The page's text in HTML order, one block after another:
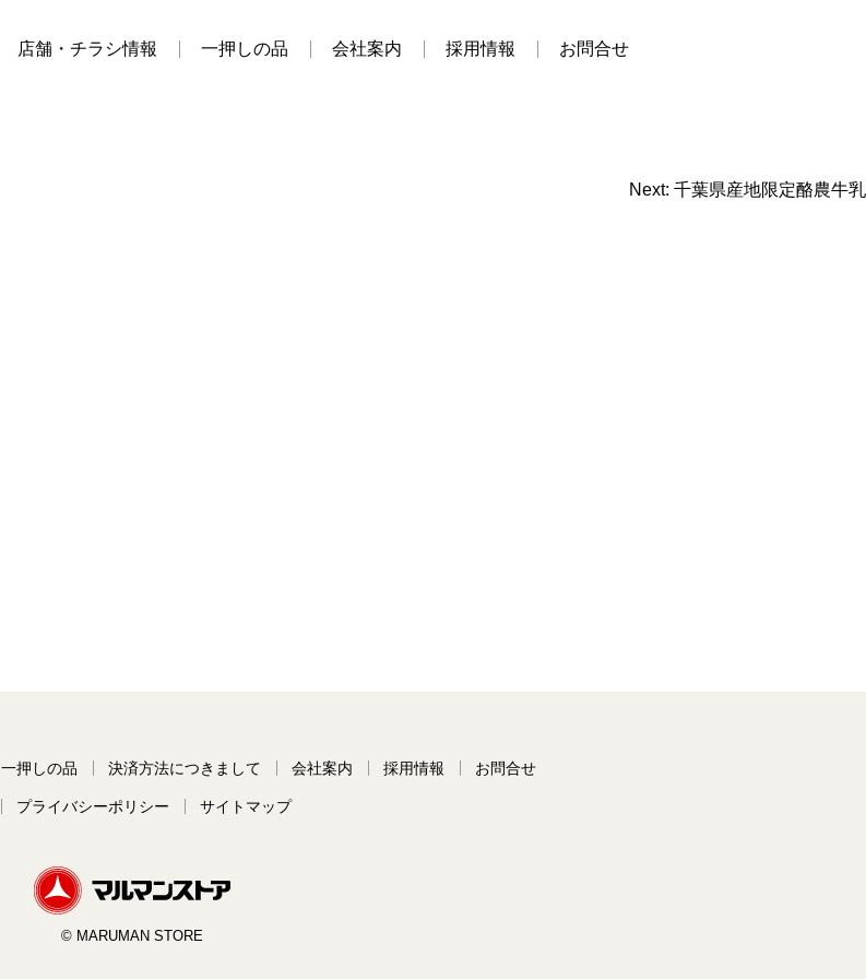
店舗・チラシ情報 一押しの品 会社案内 採用情報 お問合せ
Next: 千葉県産地限定酪農牛乳
一押しの品 決済方法につきまして 会社案内 採用情報 お問合せ
プライバシーポリシー サイトマップ
© MARUMAN STORE